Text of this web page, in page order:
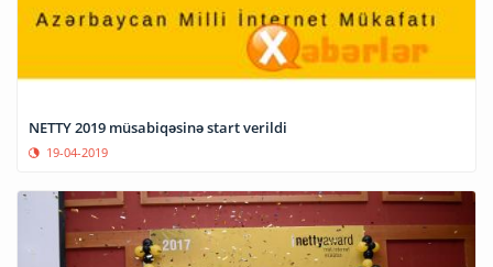
NETTY 2019 müsabiqəsinə start verildi
19-04-2019